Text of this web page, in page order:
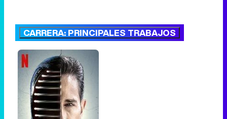
CARRERA: PRINCIPALES TRABAJOS